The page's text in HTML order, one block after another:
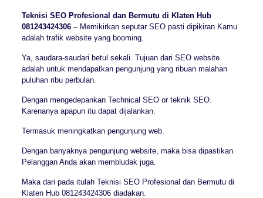
Teknisi SEO Profesional dan Bermutu di Klaten Hub
081243424306– Memikirkan seputar SEO pasti dipikiran Kamu
adalah trafik website yang booming.
Ya, saudara-saudari betul sekali. Tujuan dari SEO website
adalah untuk mendapatkan pengunjung yang ribuan malahan
puluhan ribu perbulan.
Dengan mengedepankan Technical SEO or teknik SEO.
Karenanya apapun itu dapat dijalankan.
Termasuk meningkatkan pengunjung web.
Dengan banyaknya pengunjung website, maka bisa dipastikan
Pelanggan Anda akan membludak juga.
Maka dari pada itulah Teknisi SEO Profesional dan Bermutu di
Klaten Hub 081243424306 diadakan.